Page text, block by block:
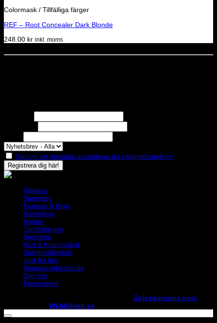
Colormask / Tillfälliga färger
REF – Root Concealer Dark Blonde
248.00 kr inkl. moms
Genom att fortsätta accepterar du integritetspolicyn
Makeup
Spraytan
Fransar & Bryn
Hårstyling
Naglar
Tandblekning
Smycken
Hud & Kroppsvård
Salongstillbehör
Just for fun
Sommarerbjudande
Om oss
Presentkort
Zolexdomains.com
WebAdmin.se